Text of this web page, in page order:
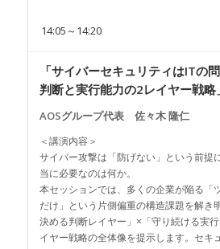
14:05～14:20
「サイバーセキュリティはITの
判断と実行能力の2レイヤー戦略
AOSグループ代表 佐々木 隆仁
＜講演内容＞
サイバー攻撃は「防げない」という前提
当に必要なのは何か。
本セッションでは、多くの企業が陥る「
だけ」という片側偏重の構造課題を解き
決める判断レイヤー」×「守り続ける実
イヤー戦略の全体像を提示します。セキ